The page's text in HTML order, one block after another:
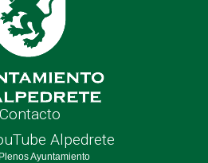
Contacto
Alpedrete
Ayuntamiento